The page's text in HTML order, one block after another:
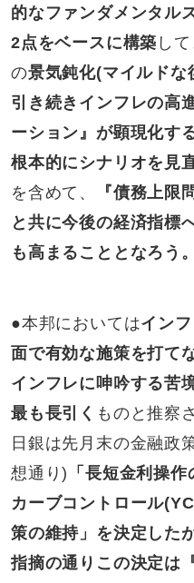
的なファンダメンタル
2点をベースに構築 し
の景気鈍化(マイルドな
引き続きインフレの高
ーション』が顕現化す
根本的にシナリオを見
を含めて、
『債務上限
と共に今後の経済指標
も高まることとなろう。
●本邦においてはイン
面で有効な施策を打て
インフレに呻吟する苦
最も長引く ものと推察
日銀は先月末の金融政
想通り) 「長短金利操
カーブコントロール
策の維持」を決定した
指摘の通りこの決定は